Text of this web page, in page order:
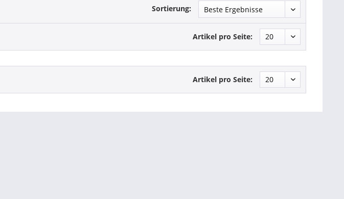
Sortierung:
Artikel pro Seite:
Artikel pro Seite: